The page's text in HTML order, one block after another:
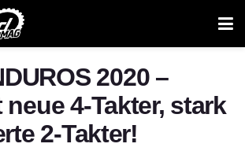
2020 –
4-Takter, stark
2-Takter!